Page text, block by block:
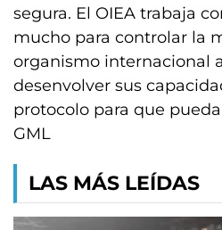
segura. El OIEA trabaja
mucho para controlar la
organismo internacional
desenvolver sus
protocolo para que
GML
LAS MÁS LEÍDAS